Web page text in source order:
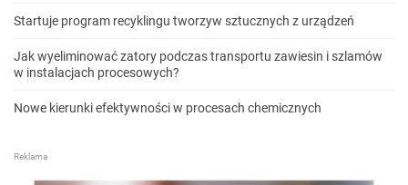
Startuje program recyklingu tworzyw sztucznych z urządzeń
Jak wyeliminować zatory podczas transportu zawiesin i szlamów
w instalacjach procesowych?
Nowe kierunki efektywności w procesach chemicznych